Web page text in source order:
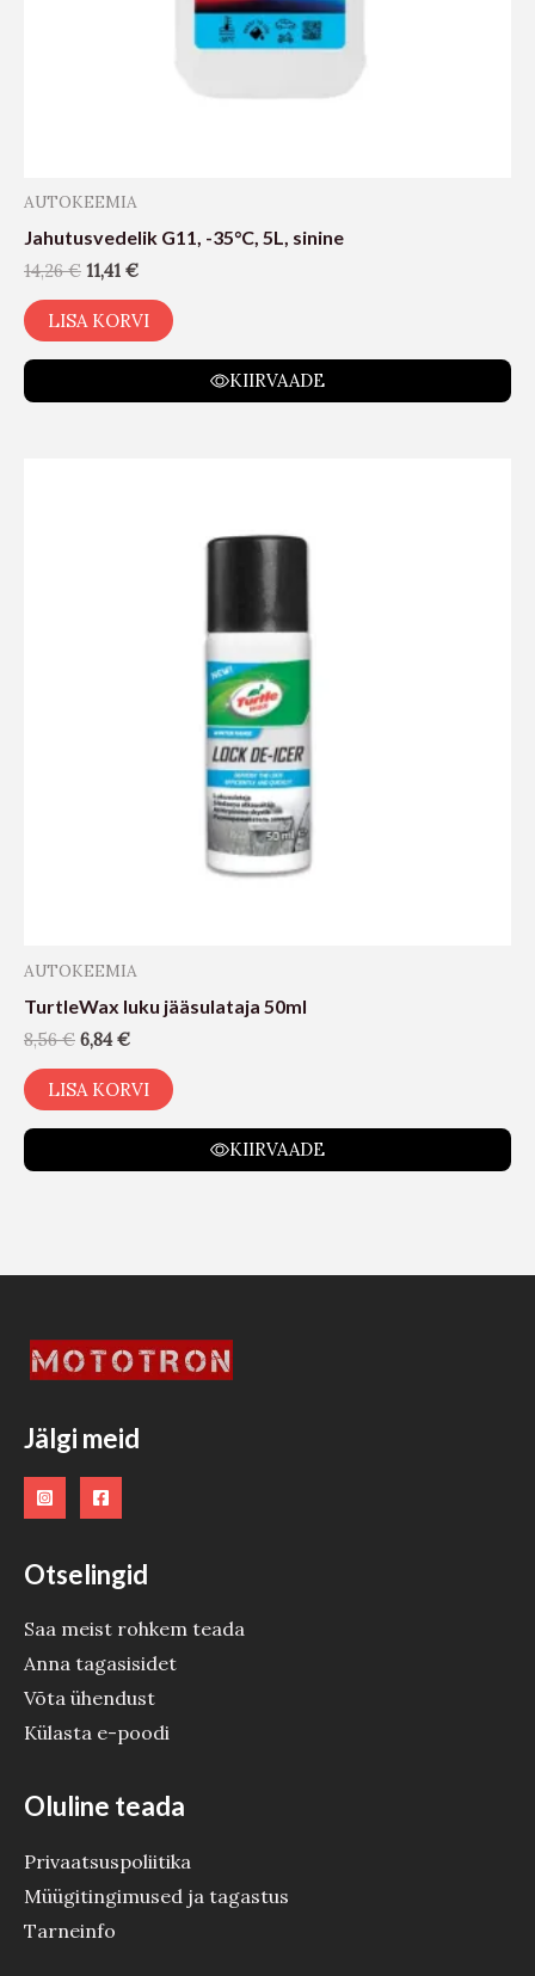
AUTOKEEMIA
Jahutusvedelik G11, -35°C, 5L, sinine
14,26€ 11,41 €
LISA KORVI
KIIRVAADE
AUTOKEEMIA
TurtleWax luku jääsulataja 50ml
8,56€ 6,84€
LISA KORVI
KIIRVAADE
Jälgi meid
Otselingid
Saa meist rohkem teada
Anna tagasisidet
Võta ühendust
Külasta e-poodi
Oluline teada
Privaatsuspoliitika
Müügitingimused ja tagastus
Tarneinfo